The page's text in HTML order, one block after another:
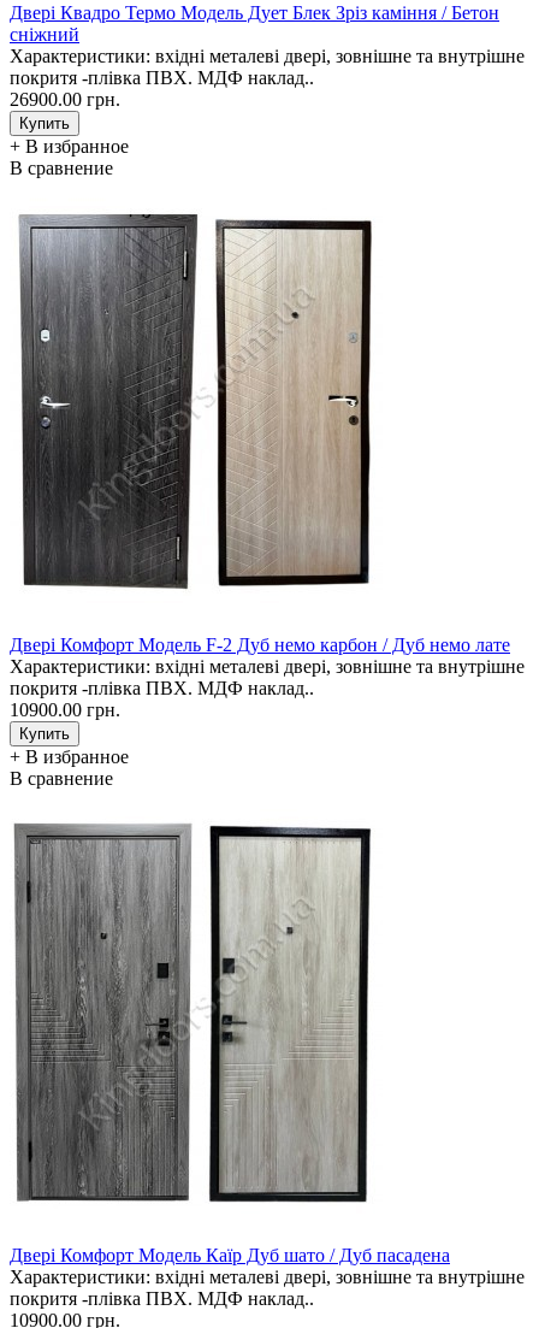
Двері Квадро Термо Модель Дует Блек Зріз каміння / Бетон
сніжний
Характеристики: вхідні металеві двері, зовнішне та внутрішне
покритя -плівка ПВХ. МДФ наклад..
26900.00 грн.
+ В избранное
В сравнение
Двері Комфорт Модель F-2 Дуб немо карбон / Дуб немо лате
Характеристики: вхідні металеві двері, зовнішне та внутрішне
покритя -плівка ПВХ. МДФ наклад..
10900.00 грн.
+ В избранное
В сравнение
Двері Комфорт Модель Каїр Дуб шато / Дуб пасадена
Характеристики: вхідні металеві двері, зовнішне та внутрішне
покритя -плівка ПВХ. МДФ наклад..
10900.00 грн.